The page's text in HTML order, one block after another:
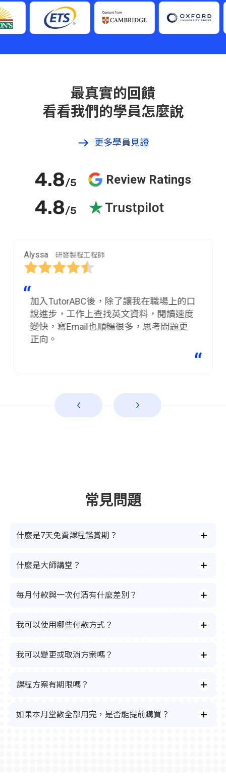
最真實的回饋
看看我們的學員怎麼說
更多學員見證
4.8/5 Review Ratings
4.8/5
Alyssa 研發製程工程師
加入TutorABC後，除了讓我在職場上的口
說進步，工作上查找英文資料，閱讀速度
變快，寫Email也順暢很多，思考問題更
正向。
常見問題
什麼是7天免費課程鑑賞期？
什麼是大師講堂？
每月付款與一次付清有什麼差別？
我可以使用哪些付款方式？
我可以變更或取消方案嗎？
課程方案有期限嗎？
如果本月堂數全部用完，是否能提前購買？